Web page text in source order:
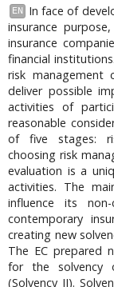
EN
In face of
insurance
insurance
financial
risk management
deliver possible
activities of
reasonable
of five stages:
choosing risk
evaluation is a
activities. The
influence its
contemporary
creating new
The EC prepared
for the solvency
(Solvency II).